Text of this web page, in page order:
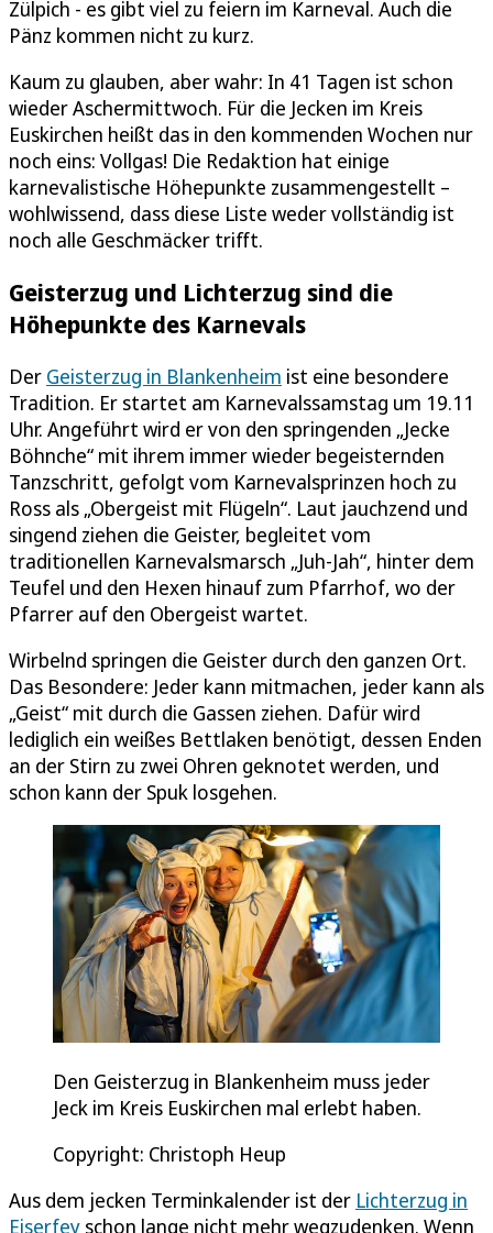
Zülpich - es gibt viel zu feiern im Karneval. Auch die
Pänz kommen nicht zu kurz.
Kaum zu glauben, aber wahr: In 41 Tagen ist schon
wieder Aschermittwoch. Für die Jecken im Kreis
Euskirchen heißt das in den kommenden Wochen nur
noch eins: Vollgas! Die Redaktion hat einige
karnevalistische Höhepunkte zusammengestellt –
wohlwissend, dass diese Liste weder vollständig ist
noch alle Geschmäcker trifft.
Geisterzug und Lichterzug sind die
Höhepunkte des Karnevals
Der Geisterzug in Blankenheim ist eine besondere
Tradition. Er startet am Karnevalssamstag um 19.11
Uhr. Angeführt wird er von den springenden „Jecke
Böhnche“ mit ihrem immer wieder begeisternden
Tanzschritt, gefolgt vom Karnevalsprinzen hoch zu
Ross als „Obergeist mit Flügeln“. Laut jauchzend und
singend ziehen die Geister, begleitet vom
traditionellen Karnevalsmarsch „Juh-Jah“, hinter dem
Teufel und den Hexen hinauf zum Pfarrhof, wo der
Pfarrer auf den Obergeist wartet.
Wirbelnd springen die Geister durch den ganzen Ort.
Das Besondere: Jeder kann mitmachen, jeder kann als
„Geist“ mit durch die Gassen ziehen. Dafür wird
lediglich ein weißes Bettlaken benötigt, dessen Enden
an der Stirn zu zwei Ohren geknotet werden, und
schon kann der Spuk losgehen.
Den Geisterzug in Blankenheim muss jeder
Jeck im Kreis Euskirchen mal erlebt haben.
Copyright: Christoph Heup
Aus dem jecken Terminkalender ist der Lichterzug in
Eiserfey schon lange nicht mehr wegzudenken. Wenn